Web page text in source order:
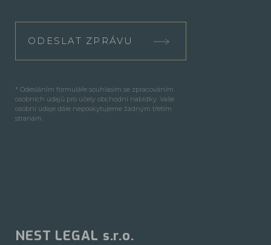
ODESLAT ZPRÁVU
* Odesláním formuláře souhlasím se zpracováním
osobních údajů pro účely obchodní nabídky. Vaše
osobní údaje dále neposkytujeme žádným třetím
stranám.
NEST LEGAL s.r.o.